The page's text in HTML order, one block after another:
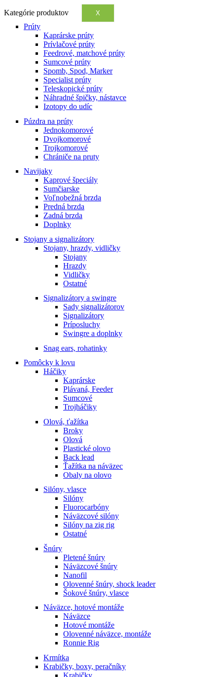
Kategórie produktov X
Prúty
Kaprárske prúty
Prívlačové prúty
Feedrové, matchové prúty
Sumcové prúty
Spomb, Spod, Marker
Specialist prúty
Teleskopické prúty
Náhradné špičky, nástavce
Izotopy do udíc
Púzdra na prúty
Jednokomorové
Dvojkomorové
Trojkomorové
Chrániče na pruty
Navijaky
Kaprové špeciály
Sumčiarske
Voľnobežná brzda
Predná brzda
Zadná brzda
Doplnky
Stojany a signalizátory
Stojany, hrazdy, vidličky
Stojany
Hrazdy
Vidličky
Ostatné
Signalizátory a swingre
Sady signalizátorov
Signalizátory
Príposluchy
Swingre a doplnky
Snag ears, rohatinky
Pomôcky k lovu
Háčiky
Kaprárske
Plávaná, Feeder
Sumcové
Trojháčiky
Olová, ťažítka
Broky
Olová
Plastické olovo
Back lead
Ťažítka na náväzec
Obaly na olovo
Silóny, vlasce
Silóny
Fluorocarbóny
Náväzcové silóny
Silóny na zig rig
Ostatné
Šnúry
Pletené šnúry
Náväzcové šnúry
Nanofil
Olovenné šnúry, shock leader
Šokové šnúry, vlasce
Náväzce, hotové montáže
Náväzce
Hotové montáže
Olovenné náväzce, montáže
Ronnie Rig
Krmítka
Krabičky, boxy, peračníky
Krabičky